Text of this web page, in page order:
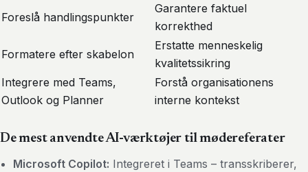
Foreslå handlingspunkter
Garantere faktuel
korrekthed
Formatere efter skabelon
Erstatte menneskelig
kvalitetssikring
Integrere med Teams,
Outlook og Planner
Forstå organisationens
interne kontekst
De mest anvendte AI-værktøjer til mødereferater
Microsoft Copilot: Integreret i Teams – transskriberer,